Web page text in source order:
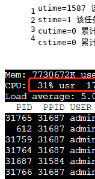
1
2
3
4
utime=1587
stime=1 该任
cutime=0 累
cstime=0 累